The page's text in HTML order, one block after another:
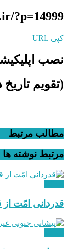
?p=14999
کپی URL
نصب
(تقویم
مطالب مرتبط
مرتبط نوشته ها
قدردانی امّت از